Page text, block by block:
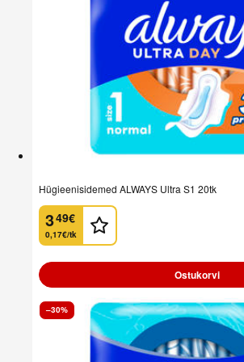
Hügieenisidemed ALWAYS Ultra S1 20tk
3
. 49€
0,17€/tk
Ostukorvi
–30%